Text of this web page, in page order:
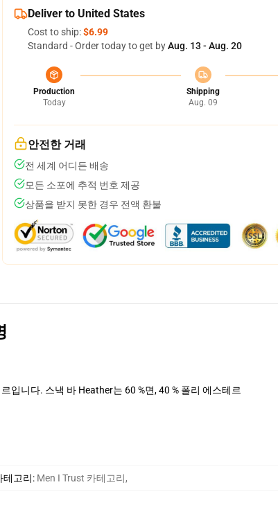
Deliver to United States
Cost to ship:$6.99
Standard - Order today to get byAug. 13 - Aug. 20
Production
Today
Shipping
Aug. 09
안전한 거래
전 세계 어디든 배송
모든 소포에 추적 번호 제공
상품을 받지 못한 경우 전액 환불
입니다. 스낵 바 Heather는 60 %면, 40 % 폴리 에스테르
테고리: Men I Trust 카테고리,